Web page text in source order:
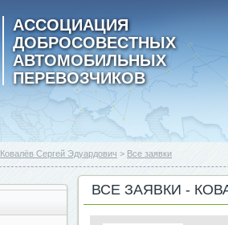
АССОЦИАЦИЯ
ДОБРОСОВЕСТНЫХ
АВТОМОБИЛЬНЫХ
ПЕРЕВОЗЧИКОВ
Ковалёв Сергей Эдуардович > Все заявки
ВСЕ ЗАЯВКИ -